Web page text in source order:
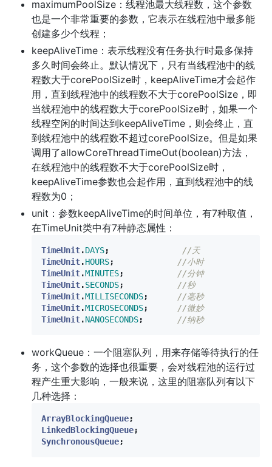
maximumPoolSize：线程池最大线程数，这个参数
也是一个非常重要的参数，它表示在线程池中最多能
创建多少个线程；
keepAliveTime：表示线程没有任务执行时最多保持
多久时间会终止。默认情况下，只有当线程池中的线
程数大于corePoolSize时，keepAliveTime才会起作
用，直到线程池中的线程数不大于corePoolSize，即
当线程池中的线程数大于corePoolSize时，如果一个
线程空闲的时间达到keepAliveTime，则会终止，直
到线程池中的线程数不超过corePoolSize。但是如果
调用了allowCoreThreadTimeOut(boolean)方法，
在线程池中的线程数不大于corePoolSize时，
keepAliveTime参数也会起作用，直到线程池中的线
程数为0；
unit：参数keepAliveTime的时间单位，有7种取值，
在TimeUnit类中有7种静态属性：
TimeUnit.DAYS;
//天
TimeUnit.HOURS;
//小时
TimeUnit.MINUTES;
//分钟
TimeUnit.SECONDS;
//秒
TimeUnit.MILLISECONDS;
//毫秒
TimeUnit.MICROSECONDS;
//微妙
TimeUnit.NANOSECONDS; //纳秒
workQueue：一个阻塞队列，用来存储等待执行的任
务，这个参数的选择也很重要，会对线程池的运行过
程产生重大影响，一般来说，这里的阻塞队列有以下
几种选择：
ArrayBlockingQueue;
LinkedBlockingQueue;
SynchronousQueue;